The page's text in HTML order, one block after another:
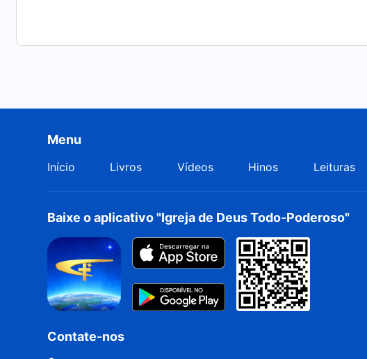
Menu
Início Livros Vídeos Hinos Leituras
Baixe o aplicativo "Igreja de Deus Todo-Poderoso"
Contate-nos